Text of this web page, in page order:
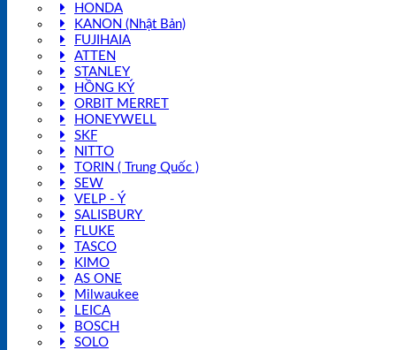
HONDA
KANON (Nhật Bản)
FUJIHAIA
ATTEN
STANLEY
HỒNG KÝ
ORBIT MERRET
HONEYWELL
SKF
NITTO
TORIN ( Trung Quốc )
SEW
VELP - Ý
SALISBURY
FLUKE
TASCO
KIMO
AS ONE
Milwaukee
LEICA
BOSCH
SOLO